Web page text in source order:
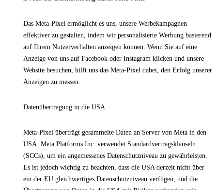
Das Meta-Pixel ermöglicht es uns, unsere Werbekampagnen
effektiver zu gestalten, indem wir personalisierte Werbung basierend
auf Ihrem Nutzerverhalten anzeigen können. Wenn Sie auf eine
Anzeige von uns auf Facebook oder Instagram klicken und unsere
Website besuchen, hilft uns das Meta-Pixel dabei, den Erfolg unserer
Anzeigen zu messen.
Datenübertragung in die USA
Meta-Pixel überträgt gesammelte Daten an Server von Meta in den
USA. Meta Platforms Inc. verwendet Standardvertragsklauseln
(SCCs), um ein angemessenes Datenschutzniveau zu gewährleisten.
Es ist jedoch wichtig zu beachten, dass die USA derzeit nicht über
ein der EU gleichwertiges Datenschutzniveau verfügen, und die